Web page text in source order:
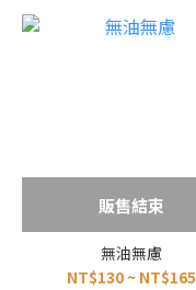
販售結束
無油無慮
NT$130 ~ NT$165